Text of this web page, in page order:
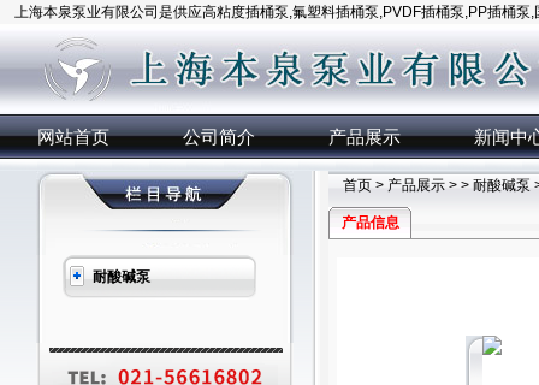
上海本泉泵业有限公司是供应高粘度插桶泵,氟塑料插桶泵,PVDF插桶泵,PP插桶泵
网站首页 公司简介 产品展示 新闻中
耐酸碱泵
首页 > 产品展示 > > 耐酸碱泵
产品信息